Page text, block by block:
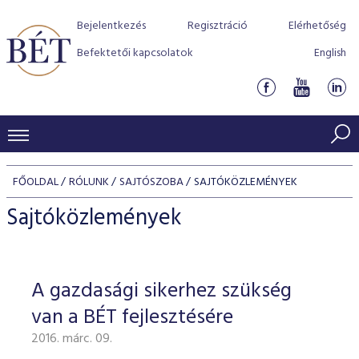
Bejelentkezés Regisztráció
Elérhetőség
Befektetői kapcsolatok
English
KERESKEDÉSI ADATOK
INDEXEK
Jelzáloglevél indexek
Vállalati kötvény indexek
Azonnali Piac
Részvények
Származékos piac
BEFEKTETŐK
Részvény szekció
Hitelpapír szekció
BÉT szabályzatok
Befektetővédelem
Alkalmazott díjstruktúra
Elszámolás
Részvény és vállalati kötvény tőzsdei bevezetését
program
BÉT Xtend - Részvénypiac egyszerűen
TŐZSDETAGOK
Tőzsdetagok, üzletkötők
VENDOROK
FŐOLDAL RÓLUNK SAJTÓSZOBA SAJTÓKÖZLEMÉNYEK
Sajtóközlemények
A gazdasági sikerhez szükség
van a BÉT fejlesztésére
2016. márc. 09.